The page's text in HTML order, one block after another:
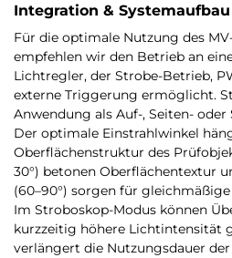
Integration & Systemaufbau
Für die optimale Nutzung des
empfehlen wir den Betrieb an
Lichtregler, der Strobe-Betrieb,
externe Triggerung ermöglicht.
Anwendung als Auf-, Seiten-
Der optimale Einstrahlwinkel
Oberflächenstruktur des
30°) betonen Oberflächentextur
(60–90°) sorgen für
Im Stroboskop-Modus können
kurzzeitig höhere Lichtintensität
verlängert die Nutzungsdauer